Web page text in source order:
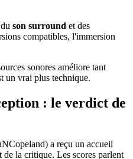
son surround et des
compatibles, l'immersion
sonores améliore tant
un vrai plus technique.
: le verdict de
a reçu un accueil
de la critique. Les scores parlent